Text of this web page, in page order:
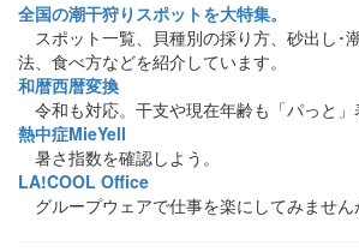
全国の潮干狩りスポットを大特集。
スポット一覧、貝種別の採り方、砂出し･
法、食べ方などを紹介しています。
和暦西暦変換
令和も対応。干支や現在年齢も「パっと」
熱中症MieYell
暑さ指数を確認しよう。
LA!COOL Office
グループウェアで仕事を楽にしてみません